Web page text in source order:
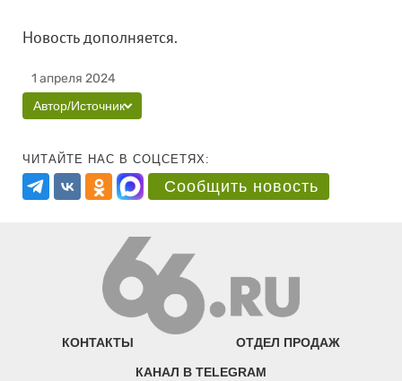
Новость дополняется.
1 апреля 2024
Автор/Источник
ЧИТАЙТЕ НАС В СОЦСЕТЯХ:
Сообщить новость
КОНТАКТЫ ОТДЕЛ ПРОДАЖ
КАНАЛ В TELEGRAM